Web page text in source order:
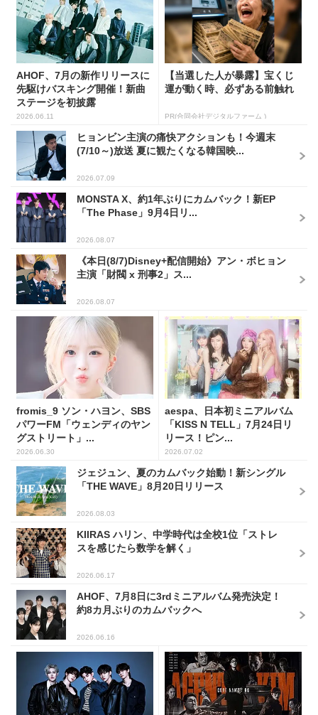
AHOF、7月の新作リリースに
先駆けバスキング開催！新曲
ステージを初披露
2026.06.11
【当選した人が暴露】宝くじ
運が動く時、必ずある前触れ
PR(合同会社デジタルファーム )
ヒョンビン主演の痛快アクションも！今週末
(7/10～)放送 夏に観たくなる韓国映...
2026.07.09
MONSTA X、約1年ぶりにカムバック！新EP
「The Phase」9月4日リ...
2026.08.07
《本日(8/7)Disney+配信開始》アン・ボヒョン
主演「財閥 x 刑事2」ス...
2026.08.07
fromis_9 ソン・ハヨン、SBS
パワーFM「ウェンディのヤン
グストリート」...
2026.06.30
aespa、日本初ミニアルバム
「KISS N TELL」7月24日リ
リース！ピン...
2026.07.02
ジェジュン、夏のカムバック始動！新シングル
「THE WAVE」8月20日リリース
2026.08.03
KIIRAS ハリン、中学時代は全校1位「ストレ
スを感じたら数学を解く」
2026.06.17
AHOF、7月8日に3rdミニアルバム発売決定！
約8カ月ぶりのカムバックへ
2026.06.16